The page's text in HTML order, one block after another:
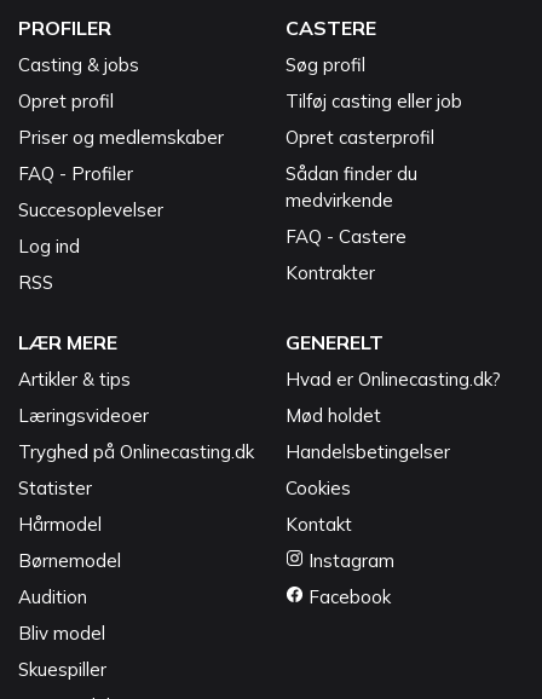
PROFILER
Casting & jobs
Opret profil
Priser og medlemskaber
FAQ - Profiler
Succesoplevelser
Log ind
RSS
CASTERE
Søg profil
Tilføj casting eller job
Opret casterprofil
Sådan finder du
medvirkende
FAQ - Castere
Kontrakter
LÆR MERE
Artikler & tips
Læringsvideoer
Tryghed på Onlinecasting.dk
Statister
Hårmodel
Børnemodel
Audition
Bliv model
Skuespiller
GENERELT
Hvad er Onlinecasting.dk?
Mød holdet
Handelsbetingelser
Cookies
Kontakt
Instagram
Facebook